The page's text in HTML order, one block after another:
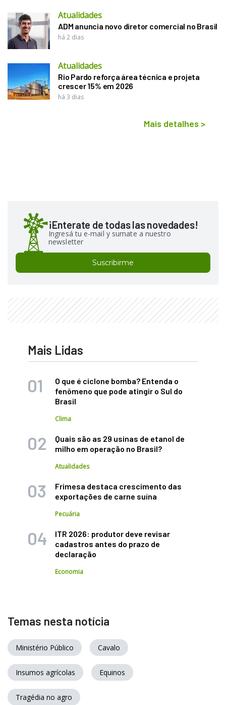
Atualidades
ADM anuncia novo diretor comercial no Brasil
há 2 dias
Atualidades
Rio Pardo reforça área técnica e projeta
crescer 15% em 2026
há 3 dias
Mais detalhes >
¡Enterate de todas las novedades!
Ingresá tu e-mail y sumate a nuestro
newsletter
Suscribirme
Mais Lidas
O que é ciclone bomba? Entenda o
fenômeno que pode atingir o Sul do
Brasil
Clima
Quais são as 29 usinas de etanol de
milho em operação no Brasil?
Atualidades
Frimesa destaca crescimento das
exportações de carne suína
Pecuária
ITR 2026: produtor deve revisar
cadastros antes do prazo de
declaração
Economia
Temas nesta notícia
Ministério Público Cavalo
Insumos agrícolas Equinos
Tragédia no agro